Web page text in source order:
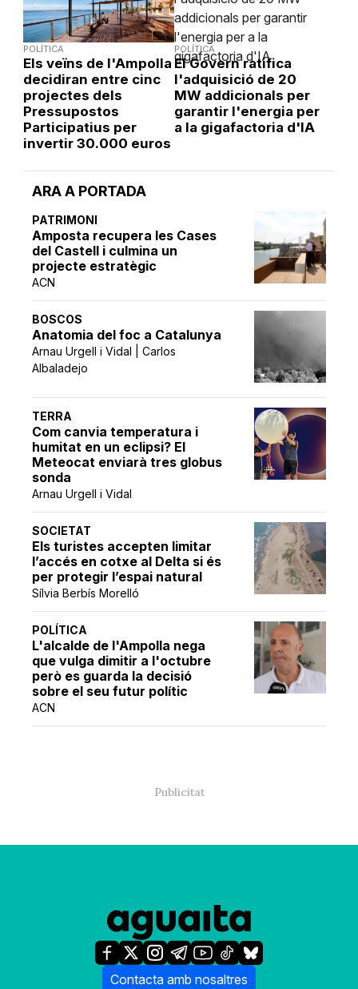
ARA A PORTADA
PATRIMONI
Amposta recupera les Cases
del Castell i culmina un
projecte estratègic
ACN
BOSCOS
Anatomia del foc a Catalunya
Arnau Urgell i Vidal | Carlos
Albaladejo
TERRA
Com canvia temperatura i
humitat en un eclipsi? El
Meteocat enviarà tres globus
sonda
Arnau Urgell i Vidal
SOCIETAT
Els turistes accepten limitar
l’accés en cotxe al Delta si és
per protegir l’espai natural
Sílvia Berbís Morelló
POLÍTICA
L'alcalde de l'Ampolla nega
que vulga dimitir a l'octubre
però es guarda la decisió
sobre el seu futur polític
ACN
POLÍTICA
Els veïns de l'Ampolla
decidiran entre cinc
projectes dels
Pressupostos
Participatius per
invertir 30.000 euros
POLÍTICA
El Govern ratifica
l'adquisició de 20
MW addicionals per
garantir l'energia per
a la gigafactoria d'IA
Contacta amb nosaltres